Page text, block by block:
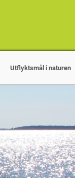
Utflyktsmål i naturen